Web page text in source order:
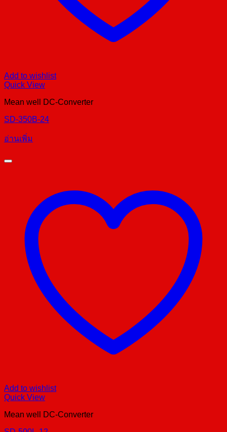
Add to wishlist
Quick View
Mean well DC-Converter
SD-350B-24
อ่านเพิ่ม
Add to wishlist
Quick View
Mean well DC-Converter